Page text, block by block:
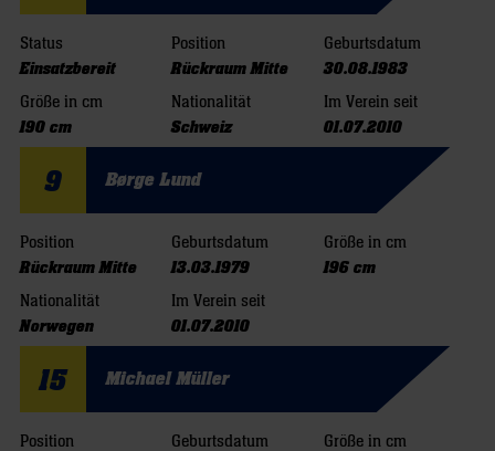
Status
Einsatzbereit
Position
Rückraum Mitte
Geburtsdatum
30.08.1983
Größe in cm
190 cm
Nationalität
Schweiz
Im Verein seit
01.07.2010
9 Børge Lund
Position
Rückraum Mitte
Geburtsdatum
13.03.1979
Größe in cm
196 cm
Nationalität
Norwegen
Im Verein seit
01.07.2010
15 Michael Müller
Position
Geburtsdatum
Größe in cm